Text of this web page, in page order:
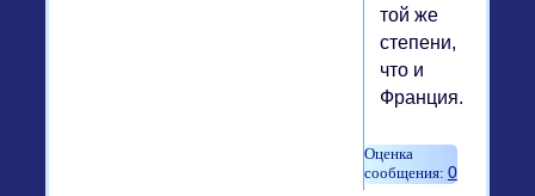
той же
степени,
что и
Франция.
0